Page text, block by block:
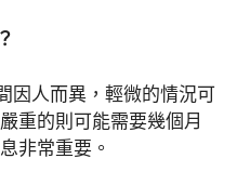
因人而異，輕微的情況可
重的則可能需要幾個月
非常重要。